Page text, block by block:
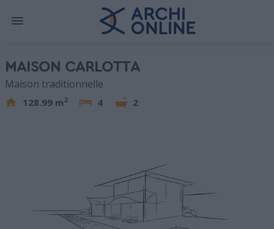
MAISON CARLOTTA
Maison traditionnelle
128.99 m2 4 2